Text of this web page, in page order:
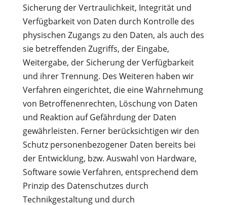
Sicherung der Vertraulichkeit, Integrität und
Verfügbarkeit von Daten durch Kontrolle des
physischen Zugangs zu den Daten, als auch des
sie betreffenden Zugriffs, der Eingabe,
Weitergabe, der Sicherung der Verfügbarkeit
und ihrer Trennung. Des Weiteren haben wir
Verfahren eingerichtet, die eine Wahrnehmung
von Betroffenenrechten, Löschung von Daten
und Reaktion auf Gefährdung der Daten
gewährleisten. Ferner berücksichtigen wir den
Schutz personenbezogener Daten bereits bei
der Entwicklung, bzw. Auswahl von Hardware,
Software sowie Verfahren, entsprechend dem
Prinzip des Datenschutzes durch
Technikgestaltung und durch